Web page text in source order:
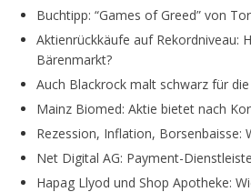
Buchtipp: “Games of Greed” von
Aktienrückkäufe auf Rekordniveau:
Bärenmarkt?
Auch Blackrock malt schwarz für
Mainz Biomed: Aktie bietet nach
Rezession, Inflation, Borsenbaisse:
Net Digital AG: Payment-
Hapag Llyod und Shop Apotheke: